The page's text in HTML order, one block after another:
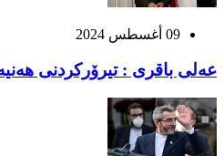
09 أغسطس 2024
عەلی باقری : تیرۆرکردنی